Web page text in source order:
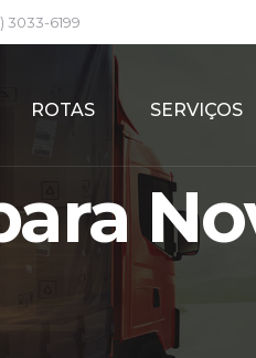
3033-6199
ROTAS SERVIÇOS